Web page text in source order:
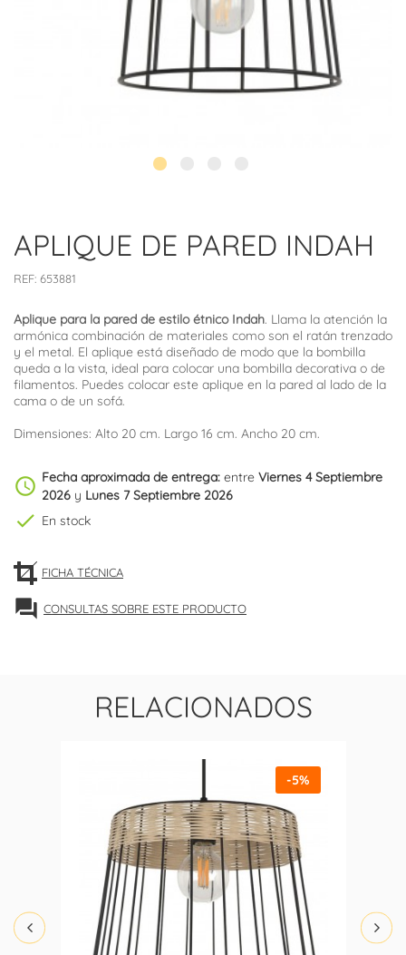
APLIQUE DE PARED INDAH
REF: 653881
Aplique para la pared de estilo étnico Indah. Llama la atención la
armónica combinación de materiales como son el ratán trenzado
y el metal. El aplique está diseñado de modo que la bombilla
queda a la vista, ideal para colocar una bombilla decorativa o de
filamentos. Puedes colocar este aplique en la pared al lado de la
cama o de un sofá.
Dimensiones: Alto 20 cm. Largo 16 cm. Ancho 20 cm.
schedule Fecha aproximada de entrega: entre Viernes 4 Septiembre
2026 y Lunes 7 Septiembre 2026
check En stock
FICHA TÉCNICA
forum CONSULTAS SOBRE ESTE PRODUCTO
RELACIONADOS
-5%